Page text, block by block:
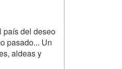
país del deseo
pasado... Un
aldeas y